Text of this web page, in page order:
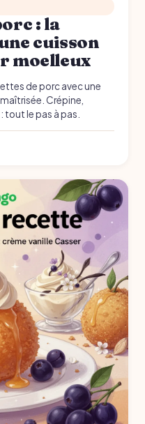
: la
cuisson
moelleux
de porc avec une
Crépine,
le pas à pas.